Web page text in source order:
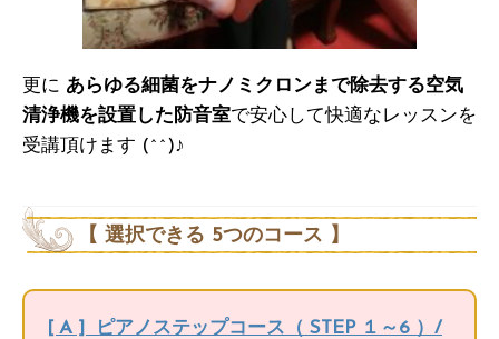
更に あらゆる細菌をナノミクロンまで除去する空気
清浄機を設置した防音室で安心して快適なレッスンを
受講頂けます (^^)♪
【 選択できる 5つのコース 】
[ A ] ピアノステップコース（ STEP １～6 ）/